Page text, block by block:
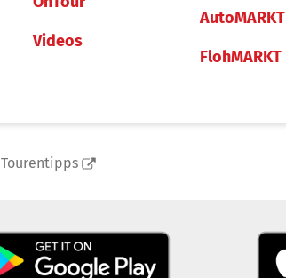
Videos
AutoMARKT
FlohMARKT
Tourentipps